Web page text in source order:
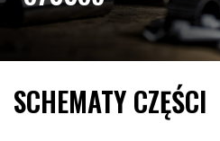
SCHEMATY CZĘŚCI